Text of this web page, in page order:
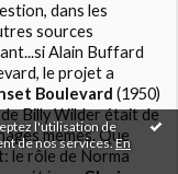
l'utilisation de
de nos services.En
dans les
sources
Alain Buffard
le projet a
Boulevard (1950)
Billy Wilder était de
mêmes. Que
le rôle de Norma